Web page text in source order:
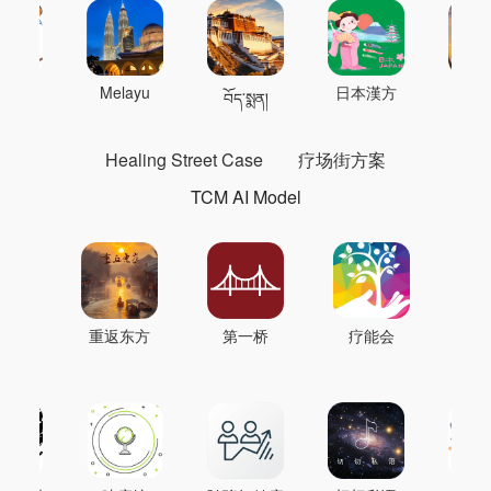
Melayu བོད་སྨན། 日本漢方
Healing Street Case
疗场街方案
TCM AI Model
重返东方 第一桥 疗能会